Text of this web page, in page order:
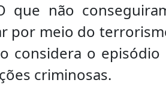
que não
por meio do
considera o
criminosas.